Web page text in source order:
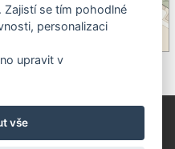
vyhrazena!)
(Cookies)
webu:
Zajistí se tím pohodlné
personalizaci
upravit v
vše